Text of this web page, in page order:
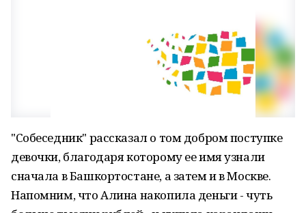
"Собеседник" рассказал о том добром поступке
девочки, благодаря которому ее имя узнали
сначала в Башкортостане, а затем и в Москве.
Напомним, что Алина накопила деньги - чуть